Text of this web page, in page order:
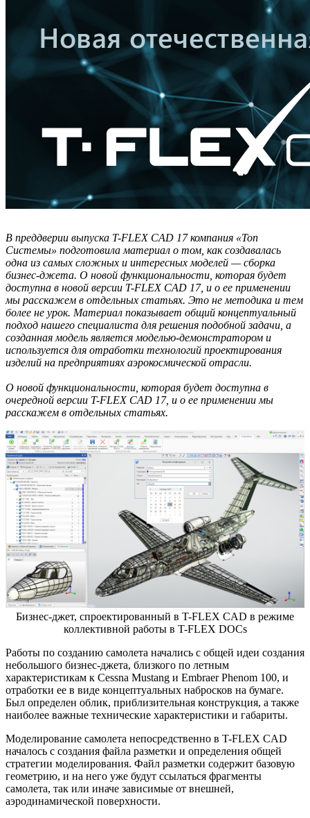
В преддверии выпуска T-FLEX CAD 17 компания «Топ
Системы» подготовила материал о том, как создавалась
одна из самых сложных и интересных моделей — сборка
бизнес-джета. О новой функциональности, которая будет
доступна в новой версии T-FLEX CAD 17, и о ее применении
мы расскажем в отдельных статьях. Это не методика и тем
более не урок. Материал показывает общий концептуальный
подход нашего специалиста для решения подобной задачи, а
созданная модель является моделью-демонстратором и
используется для отработки технологий проектирования
изделий на предприятиях аэрокосмической отрасли.
О новой функциональности, которая будет доступна в
очередной версии T-FLEX CAD 17, и о ее применении мы
расскажем в отдельных статьях.
Бизнес-джет, спроектированный в T-FLEX CAD в режиме
коллективной работы в T-FLEX DOCs
Работы по созданию самолета начались с общей идеи создания
небольшого бизнес-джета, близкого по летным
характеристикам к Cessna Mustang и Embraer Phenom 100, и
отработки ее в виде концептуальных набросков на бумаге.
Был определен облик, приблизительная конструкция, а также
наиболее важные технические характеристики и габариты.
Моделирование самолета непосредственно в T-FLEX CAD
началось с создания файла разметки и определения общей
стратегии моделирования. Файл разметки содержит базовую
геометрию, и на него уже будут ссылаться фрагменты
самолета, так или иначе зависимые от внешней,
аэродинамической поверхности.